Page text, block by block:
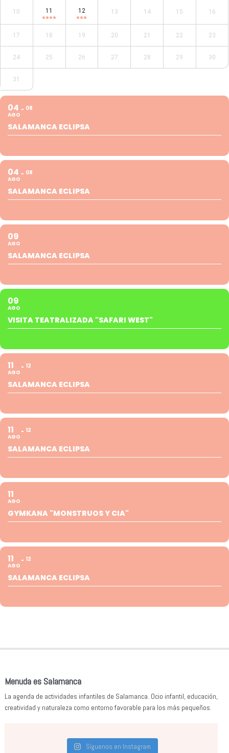
10 11 12 13 14 15 16
17 18 19 20 21 22 23
24 25 26 27 28 29 30
31
04
AGO
08
SALAMANCA ECLIPSA
04
AGO
08
SALAMANCA ECLIPSA
09
AGO
SALAMANCA ECLIPSA
09
AGO
VISITA TEATRALIZADA "SAFARI WEST"
11
AGO
12
SALAMANCA ECLIPSA
11
AGO
12
SALAMANCA ECLIPSA
11
AGO
GYMKANA "MONSTRUOS Y CIA"
11
AGO
12
SALAMANCA ECLIPSA
Menuda es Salamanca
La agenda de actividades infantiles de Salamanca. Ocio infantil, educación,
creatividad y naturaleza como entorno favorable para los más pequeños.
Síguenos en Instagram